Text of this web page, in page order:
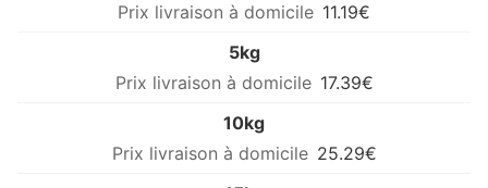
11.19€
5kg
17.39€
10kg
25.29€